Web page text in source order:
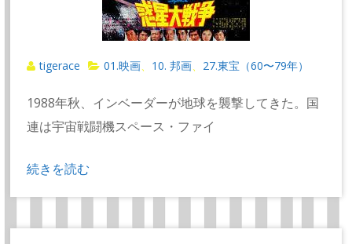
tigerace 01.映画 10. 邦画 27.東宝（60〜79年）
1988年秋、インベーダーが地球を襲撃してきた。国
連は宇宙戦闘機スペース・ファイ
続きを読む